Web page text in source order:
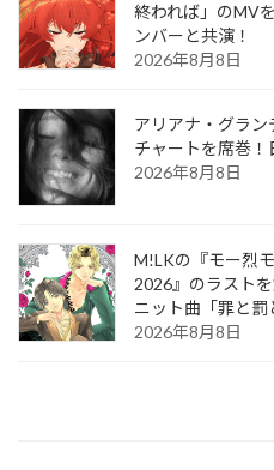
終われば」のMV
ンバーと共演！
2026年8月8日
アリアナ・グラ
チャートを席巻！
2026年8月8日
M!LKの『モー烈
2026』のラスト
ニット曲「罪と罰
2026年8月8日